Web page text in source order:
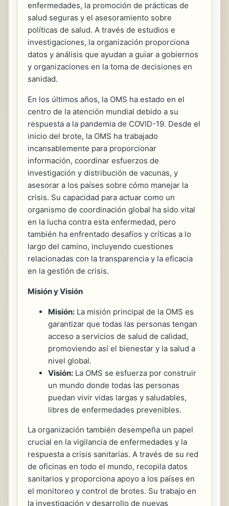
enfermedades, la promoción de prácticas de
salud seguras y el asesoramiento sobre
políticas de salud. A través de estudios e
investigaciones, la organización proporciona
datos y análisis que ayudan a guiar a gobiernos
y organizaciones en la toma de decisiones en
sanidad.
En los últimos años, la OMS ha estado en el
centro de la atención mundial debido a su
respuesta a la pandemia de COVID-19. Desde el
inicio del brote, la OMS ha trabajado
incansablemente para proporcionar
información, coordinar esfuerzos de
investigación y distribución de vacunas, y
asesorar a los países sobre cómo manejar la
crisis. Su capacidad para actuar como un
organismo de coordinación global ha sido vital
en la lucha contra esta enfermedad, pero
también ha enfrentado desafíos y críticas a lo
largo del camino, incluyendo cuestiones
relacionadas con la transparencia y la eficacia
en la gestión de crisis.
Misión y Visión
Misión: La misión principal de la OMS es
garantizar que todas las personas tengan
acceso a servicios de salud de calidad,
promoviendo así el bienestar y la salud a
nivel global.
Visión: La OMS se esfuerza por construir
un mundo donde todas las personas
puedan vivir vidas largas y saludables,
libres de enfermedades prevenibles.
La organización también desempeña un papel
crucial en la vigilancia de enfermedades y la
respuesta a crisis sanitarias. A través de su red
de oficinas en todo el mundo, recopila datos
sanitarios y proporciona apoyo a los países en
el monitoreo y control de brotes. Su trabajo en
la investigación y desarrollo de nuevas